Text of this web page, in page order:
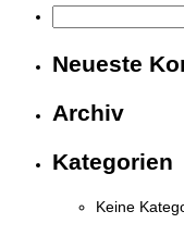
nach:
Neueste
Archiv
Kategorien
Keine